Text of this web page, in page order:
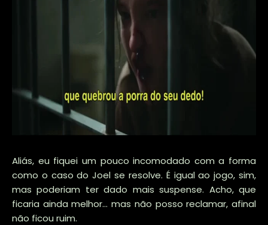
Aliás, eu fiquei um pouco incomodado com a forma
como o caso do Joel se resolve. É igual ao jogo, sim,
mas poderiam ter dado mais suspense. Acho, que
ficaria ainda melhor... mas não posso reclamar, afinal
não ficou ruim.